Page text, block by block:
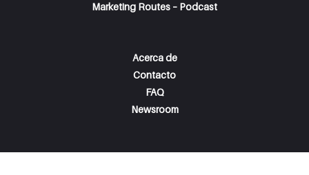
Marketing Routes – Podcast
Acerca de
Contacto
FAQ
Newsroom